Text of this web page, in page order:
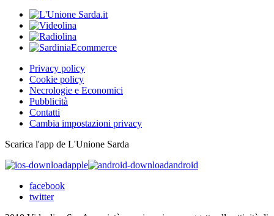
Privacy policy
Cookie policy
Necrologie e Economici
Pubblicità
Contatti
Cambia impostazioni privacy
Scarica l'app de L'Unione Sarda
apple
android
facebook
twitter